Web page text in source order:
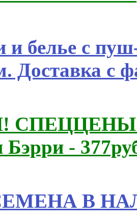
белье с
Доставка с
Бэрри -
В